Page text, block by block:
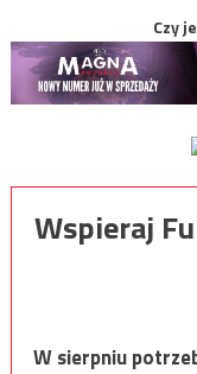
Czy
Wspieraj
W sierpniu